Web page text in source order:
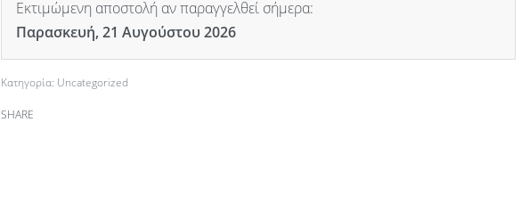
Εκτιμώμενη αποστολή αν παραγγελθεί σήμερα:
Παρασκευή, 21 Αυγούστου 2026
Κατηγορία: Uncategorized
SHARE